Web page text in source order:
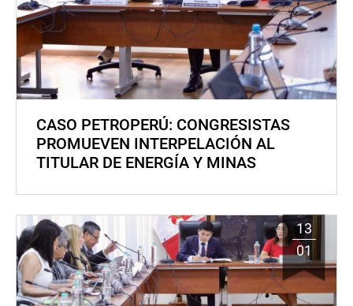
CASO PETROPERÚ: CONGRESISTAS
PROMUEVEN INTERPELACIÓN AL
TITULAR DE ENERGÍA Y MINAS
13
01